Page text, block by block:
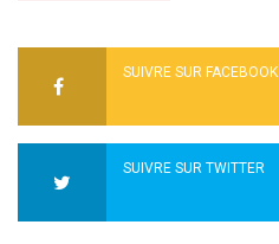
SUIVRE SUR FACEBOOK
SUIVRE SUR TWITTER